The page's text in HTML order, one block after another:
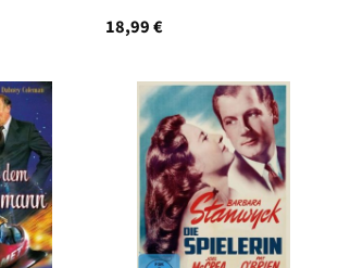
18,99€